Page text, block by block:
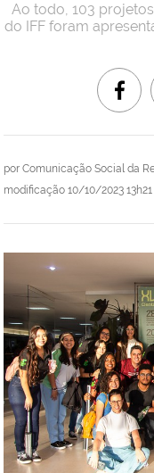
por Comunicação Social da
modificação 10/10/2023 13h21
Ao todo, 103
do IFF foram